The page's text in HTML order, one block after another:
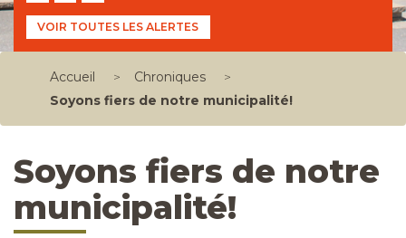
VOIR TOUTES LES ALERTES
Accueil > Chroniques
>
Soyons fiers de notre municipalité!
Soyons fiers de notre
municipalité!